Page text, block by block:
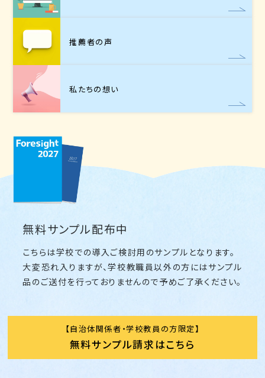
推薦者の声
私たちの想い
無料サンプル配布中
こちらは学校での導入ご検討用のサンプルとなります。
大変恐れ入りますが、学校教職員以外の方にはサンプル
品のご送付を行っておりませんので予めご了承ください。
自治体関係者・学校教員の方限定
無料サンプル請求はこちら